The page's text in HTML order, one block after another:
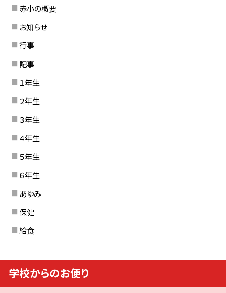
赤小の概要
お知らせ
行事
記事
１年生
２年生
３年生
４年生
５年生
６年生
あゆみ
保健
給食
学校からのお便り